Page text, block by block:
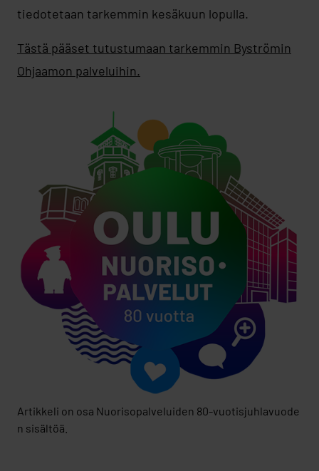
tiedotetaan tarkemmin kesäkuun lopulla.
Tästä pääset tutustumaan tarkemmin Byströmin
Ohjaamon palveluihin.
Artikkeli on osa Nuorisopalveluiden 80-vuotisjuhlavuode
n sisältöä.